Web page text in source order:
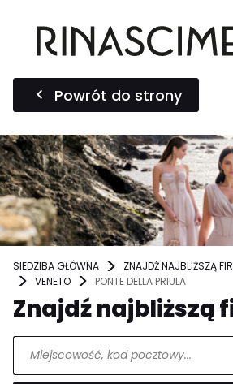
Powrót do strony
SIEDZIBA GŁÓWNA ZNAJDŹ NAJBLIŻSZĄ
VENETO
PONTE DELLA PRIULA
Znajdź najbliższą